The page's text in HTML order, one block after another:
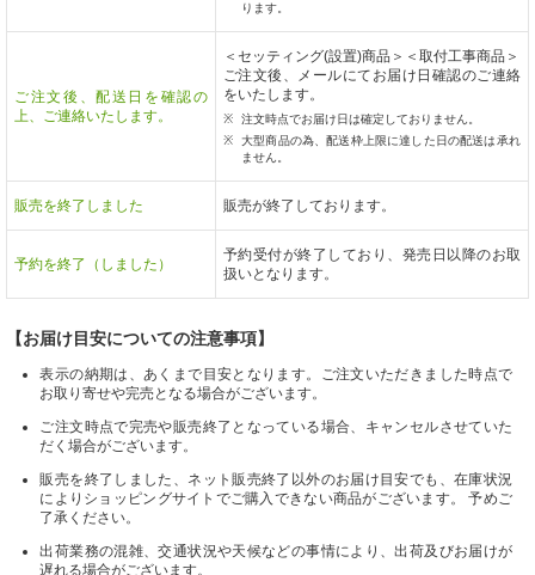
ります。
ご注文後、配送日を確認の
上、ご連絡いたします。
＜セッティング(設置)商品＞＜取付工事商品＞
ご注文後、メールにてお届け日確認のご連絡
をいたします。
注文時点でお届け日は確定しておりません。
大型商品の為、配送枠上限に達した日の配送は承れ
ません。
販売を終了しました 販売が終了しております。
予約を終了（しました）
予約受付が終了しており、発売日以降のお取
扱いとなります。
【お届け目安についての注意事項】
表示の納期は、あくまで目安となります。ご注文いただきました時点で
お取り寄せや完売となる場合がございます。
ご注文時点で完売や販売終了となっている場合、キャンセルさせていた
だく場合がございます。
販売を終了しました、ネット販売終了以外のお届け目安でも、在庫状況
によりショッピングサイトでご購入できない商品がございます。 予めご
了承ください。
出荷業務の混雑、交通状況や天候などの事情により、出荷及びお届けが
遅れる場合がございます。